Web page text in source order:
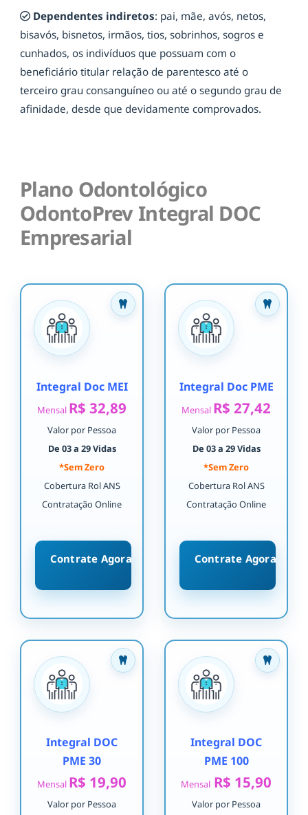
Dependentes indiretos: pai, mãe, avós, netos,
bisavós, bisnetos, irmãos, tios, sobrinhos, sogros e
cunhados, os indivíduos que possuam com o
beneficiário titular relação de parentesco até o
terceiro grau consanguíneo ou até o segundo grau de
afinidade, desde que devidamente comprovados.
Plano Odontológico
OdontoPrev Integral DOC
Empresarial
Integral Doc MEI
Mensal R$ 32,89
Valor por Pessoa
De 03 a 29 Vidas
*Sem Zero
Cobertura Rol ANS
Contratação Online
Contrate Agora
Integral Doc PME
Mensal R$ 27,42
Valor por Pessoa
De 03 a 29 Vidas
*Sem Zero
Cobertura Rol ANS
Contratação Online
Contrate Agora
Integral DOC
PME 30
Mensal R$ 19,90
Valor por Pessoa
Integral DOC
PME 100
Mensal R$ 15,90
Valor por Pessoa